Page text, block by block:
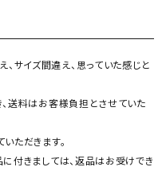
サイズ間違え、思っていた感じと
送料はお客様負担とさせていた
ただきます。
付きましては、返品はお受けでき